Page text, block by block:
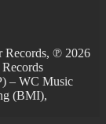
Records, ℗ 2026
– WC Music
(BMI),